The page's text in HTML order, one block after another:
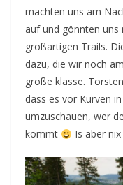
machten uns am
auf und gönnten uns
großartigen Trails.
dazu, die wir noch
große klasse.
dass es vor Kurven
umzuschauen, wer
kommt
Is aber